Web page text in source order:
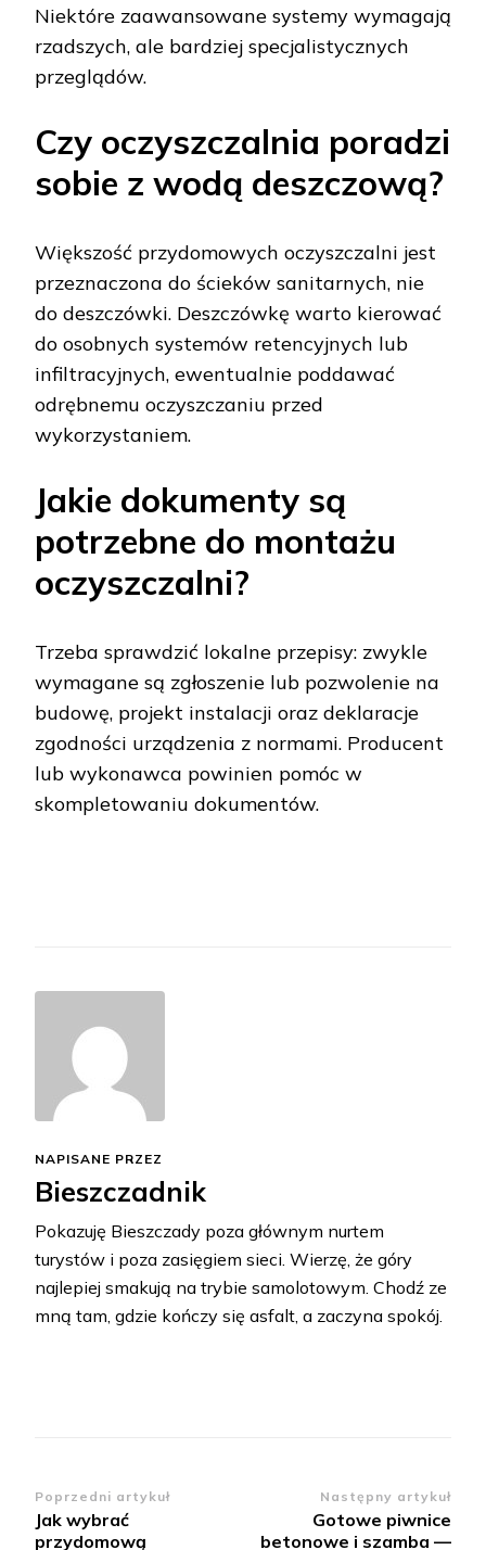
Niektóre zaawansowane systemy wymagają
rzadszych, ale bardziej specjalistycznych
przeglądów.
Czy oczyszczalnia poradzi
sobie z wodą deszczową?
Większość przydomowych oczyszczalni jest
przeznaczona do ścieków sanitarnych, nie
do deszczówki. Deszczówkę warto kierować
do osobnych systemów retencyjnych lub
infiltracyjnych, ewentualnie poddawać
odrębnemu oczyszczaniu przed
wykorzystaniem.
Jakie dokumenty są
potrzebne do montażu
oczyszczalni?
Trzeba sprawdzić lokalne przepisy: zwykle
wymagane są zgłoszenie lub pozwolenie na
budowę, projekt instalacji oraz deklaracje
zgodności urządzenia z normami. Producent
lub wykonawca powinien pomóc w
skompletowaniu dokumentów.
NAPISANE PRZEZ
Bieszczadnik
Pokazuję Bieszczady poza głównym nurtem
turystów i poza zasięgiem sieci. Wierzę, że góry
najlepiej smakują na trybie samolotowym. Chodź ze
mną tam, gdzie kończy się asfalt, a zaczyna spokój.
Zobacz
wpisy
Poprzedni artykuł
Jak wybrać
przydomową
Następny artykuł
Gotowe piwnice
betonowe i szamba —